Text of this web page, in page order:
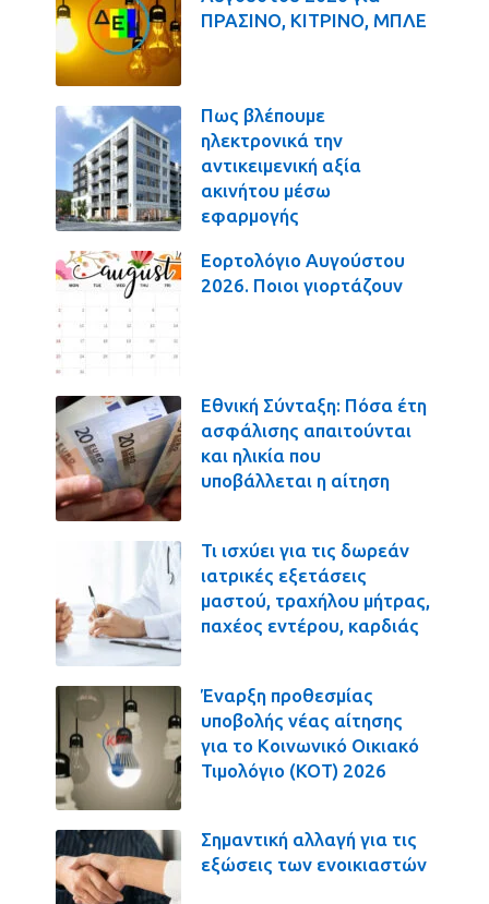
ΠΡΑΣΙΝΟ, ΚΙΤΡΙΝΟ, ΜΠΛΕ
Πως βλέπουμε
ηλεκτρονικά την
αντικειμενική αξία
ακινήτου μέσω
εφαρμογής
Εορτολόγιο Αυγούστου
2026. Ποιοι γιορτάζουν
Εθνική Σύνταξη: Πόσα έτη
ασφάλισης απαιτούνται
και ηλικία που
υποβάλλεται η αίτηση
Τι ισχύει για τις δωρεάν
ιατρικές εξετάσεις
μαστού, τραχήλου μήτρας,
παχέος εντέρου, καρδιάς
Έναρξη προθεσμίας
υποβολής νέας αίτησης
για το Κοινωνικό Οικιακό
Τιμολόγιο (ΚΟΤ) 2026
Σημαντική αλλαγή για τις
εξώσεις των ενοικιαστών